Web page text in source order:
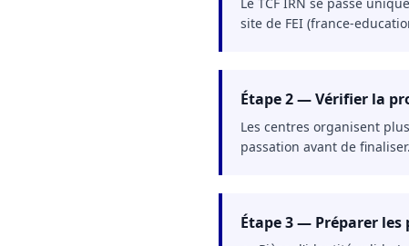
site de FEI (france-
Étape 2 — Vérifier la
Les centres organisent
passation avant de
Étape 3 — Préparer